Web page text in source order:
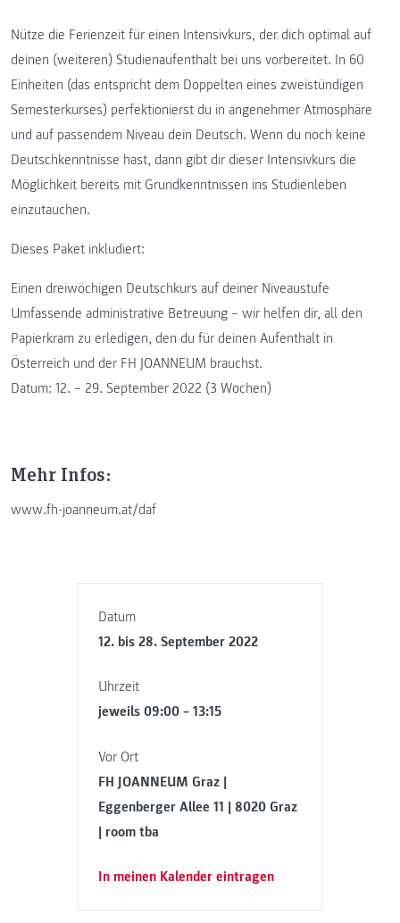
Datum
12. bis 28. September 2022
Uhrzeit
jeweils 09:00 – 13:15
Vor Ort
FH JOANNEUM Graz |
Eggenberger Allee 11 | 8020 Graz
| room tba
In meinen Kalender eintragen
Nütze die Ferienzeit für einen Intensivkurs, der dich optimal auf
deinen (weiteren) Studienaufenthalt bei uns vorbereitet. In 60
Einheiten (das entspricht dem Doppelten eines zweistündigen
Semesterkurses) perfektionierst du in angenehmer Atmosphäre
und auf passendem Niveau dein Deutsch. Wenn du noch keine
Deutschkenntnisse hast, dann gibt dir dieser Intensivkurs die
Möglichkeit bereits mit Grundkenntnissen ins Studienleben
einzutauchen.
Dieses Paket inkludiert:
Einen dreiwöchigen Deutschkurs auf deiner Niveaustufe
Umfassende administrative Betreuung – wir helfen dir, all den
Papierkram zu erledigen, den du für deinen Aufenthalt in
Österreich und der FH JOANNEUM brauchst.
Datum: 12. – 29. September 2022 (3 Wochen)
Mehr Infos:
www.fh-joanneum.at/daf